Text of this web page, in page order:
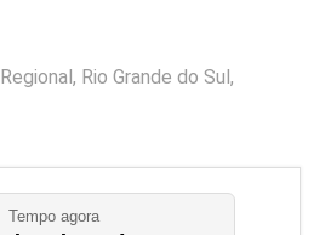
, Rio Grande do Sul,
Tempo agora